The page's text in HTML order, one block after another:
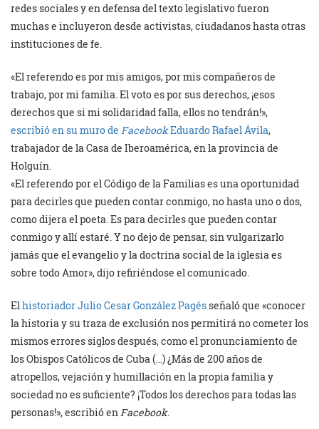
redes sociales y en defensa del texto legislativo fueron
muchas e incluyeron desde activistas, ciudadanos hasta otras
instituciones de fe.
«El referendo es por mis amigos, por mis compañeros de
trabajo, por mi familia. El voto es por sus derechos, ¡esos
derechos que si mi solidaridad falla, ellos no tendrán!»,
escribió en su muro de FacebookEduardo Rafael Ávila,
trabajador de la Casa de Iberoamérica, en la provincia de
Holguín.
«El referendo por el Código de la Familias es una oportunidad
para decirles que pueden contar conmigo, no hasta uno o dos,
como dijera el poeta. Es para decirles que pueden contar
conmigo y allí estaré. Y no dejo de pensar, sin vulgarizarlo
jamás que el evangelio y la doctrina social de la iglesia es
sobre todo Amor», dijo refiriéndose el comunicado.
Elhistoriador Julio Cesar González Pagésseñaló que «conocer
la historia y su traza de exclusión nos permitirá no cometer los
mismos errores siglos después, como el pronunciamiento de
los Obispos Católicos de Cuba (…) ¿Más de 200 años de
atropellos, vejación y humillación en la propia familia y
sociedad no es suficiente? ¡Todos los derechos para todas las
personas!», escribió enFacebook.